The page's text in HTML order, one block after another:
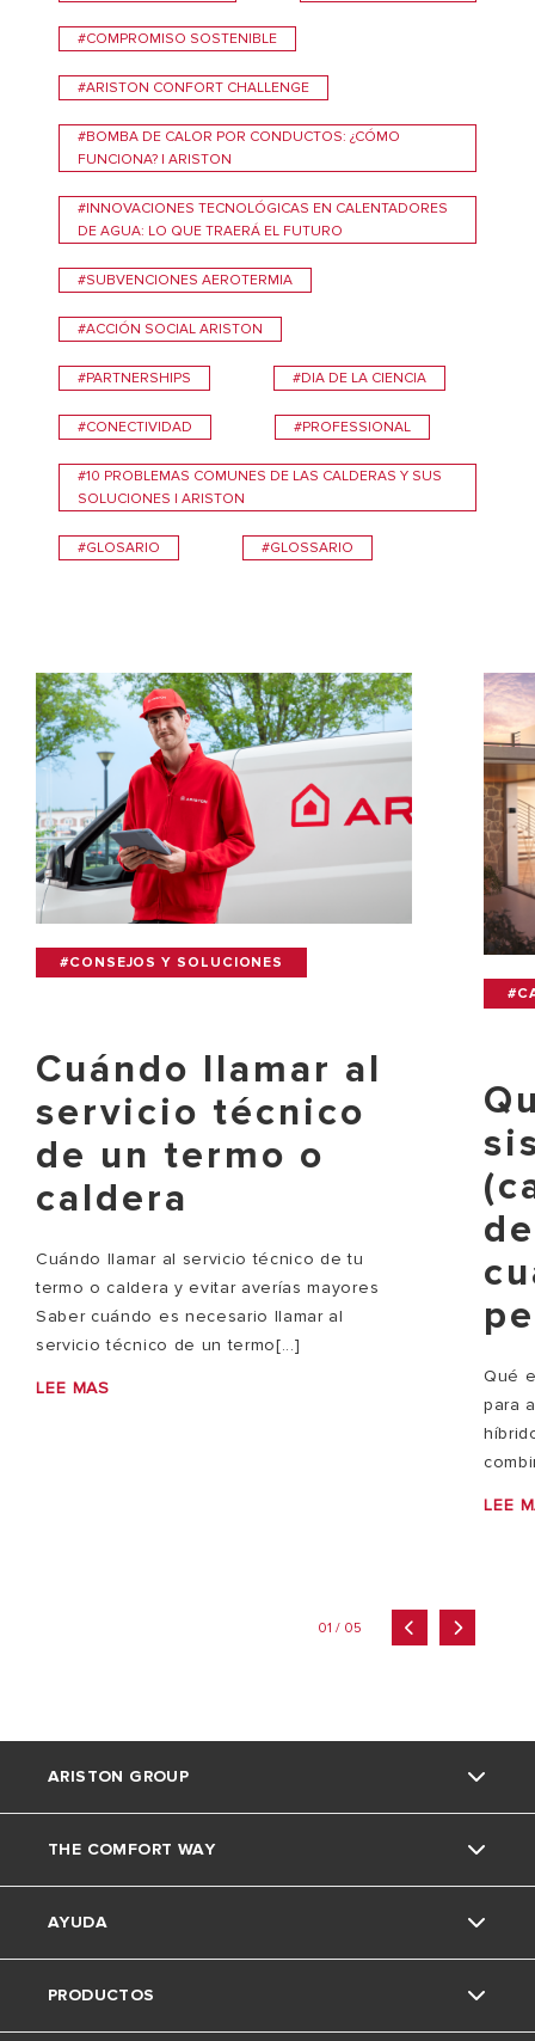
#COMPROMISO SOSTENIBLE
#ARISTON CONFORT CHALLENGE
#BOMBA DE CALOR POR CONDUCTOS: ¿CÓMO
FUNCIONA? | ARISTON
#INNOVACIONES TECNOLÓGICAS EN CALENTADORES
DE AGUA: LO QUE TRAERÁ EL FUTURO
#SUBVENCIONES AEROTERMIA
#ACCIÓN SOCIAL ARISTON
#PARTNERSHIPS #DIA DE LA CIENCIA
#CONECTIVIDAD #PROFESSIONAL
#10 PROBLEMAS COMUNES DE LAS CALDERAS Y SUS
SOLUCIONES | ARISTON
#GLOSARIO #GLOSSARIO
#CONSEJOS Y SOLUCIONES
Cuándo llamar al
servicio técnico
de un termo o
caldera
Cuándo llamar al servicio técnico de tu
termo o caldera y evitar averías mayores
Saber cuándo es necesario llamar al
servicio técnico de un termo[...]
LEE MAS
Qué
para
LEE
01 / 05
ARISTON GROUP
La marca Ariston
El Grupo
Trabaja con nosotros
THE COMFORT WAY
Glosario
Consejos y soluciones
AYUDA
Nuestros Servicios
PRODUCTOS